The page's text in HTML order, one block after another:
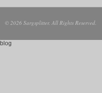
© 2026 Sargsplitter. All Rights Reserved.
blog